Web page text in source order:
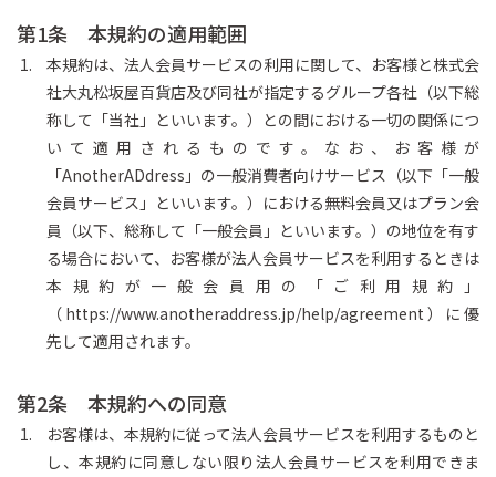
第1条 本規約の適用範囲
本規約は、法人会員サービスの利用に関して、お客様と株式会
社大丸松坂屋百貨店及び同社が指定するグループ各社（以下総
称して「当社」といいます。）との間における一切の関係につ
いて適用されるものです。なお、お客様が
「AnotherADdress」の一般消費者向けサービス（以下「一般
会員サービス」といいます。）における無料会員又はプラン会
員（以下、総称して「一般会員」といいます。）の地位を有す
る場合において、お客様が法人会員サービスを利用するときは
本規約が一般会員用の「ご利用規約」
（https://www.anotheraddress.jp/help/agreement）に優
先して適用されます。
第2条 本規約への同意
お客様は、本規約に従って法人会員サービスを利用するものと
し、本規約に同意しない限り法人会員サービスを利用できま